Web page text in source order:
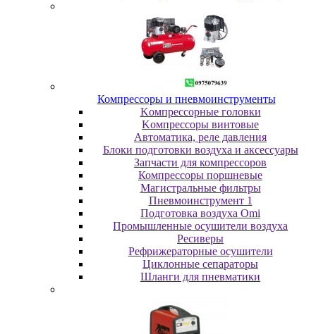
Компрессоры и пневмоинструменты
Koмпpeccopныe гoлoвки
Koмпpeccopы винтoвыe
Автоматика, реле давления
Блоки подготовки воздуха и аксессуары
Запчасти для компрессоров
Компрессоры поршневые
Магистральные фильтры
Пневмоинструмент 1
Подготовка воздуха Omi
Промышленные осушители воздуха
Ресиверы
Рефрижераторные осушители
Циклонные сепараторы
Шланги для пневматики